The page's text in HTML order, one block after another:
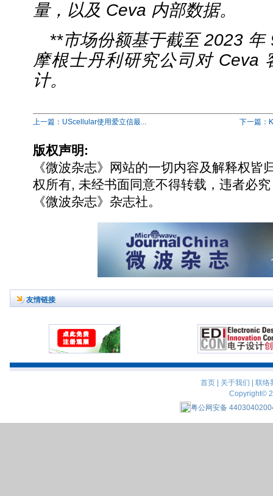
量，以及 Ceva 内部数据。
**市场份额基于截至2023 年
摩根士丹利研究公司对Ceva
计。
上一篇：UScellular使用爱立信最... 下一篇：
版权声明:
《微波杂志》网站的一切内容及解释权皆
权所有, 未经书面同意不得转载，违者必
《微波杂志》杂志社。
友情链接
首页 关于我们
联络
Copyright©
粤公网安备